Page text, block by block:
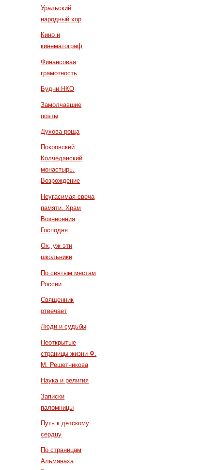
Уральский
народный хор
Кино и
кинематограф
Финансовая
грамотность
Будни НКО
Замолчавшие
поэты
Духова роща
Покровский
Колчеданский
монастырь.
Возрождение
Неугасимая свеча
памяти. Храм
Вознесения
Господня
Ох, уж эти
школьники
По святым местам
России
Священник
отвечает
Люди и судьбы
Неоткрытые
страницы жизни Ф.
М. Решетникова
Наука и религия
Записки
паломницы
Путь к детскому
сердцу
По страницам
Альманаха